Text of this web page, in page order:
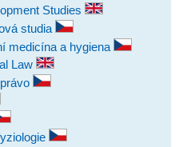
Studies
studia
medicína a hygiena
Law